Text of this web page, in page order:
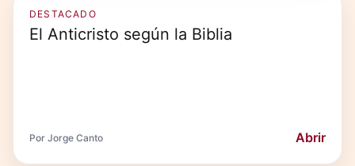
DESTACADO
El Anticristo según la Biblia
Por Jorge Canto Abrir